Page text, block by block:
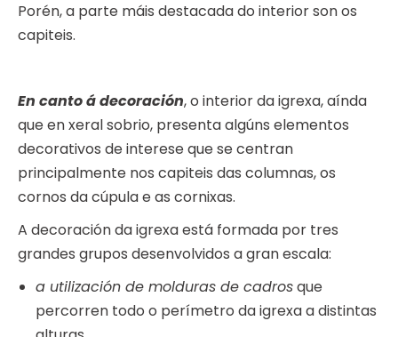
Porén, a parte máis destacada do interior son os
capiteis.
En canto á decoración, o interior da igrexa, aínda
que en xeral sobrio, presenta algúns elementos
decorativos de interese que se centran
principalmente nos capiteis das columnas, os
cornos da cúpula e as cornixas.
A decoración da igrexa está formada por tres
grandes grupos desenvolvidos a gran escala:
a utilización de molduras de cadrosque
percorren todo o perímetro da igrexa a distintas